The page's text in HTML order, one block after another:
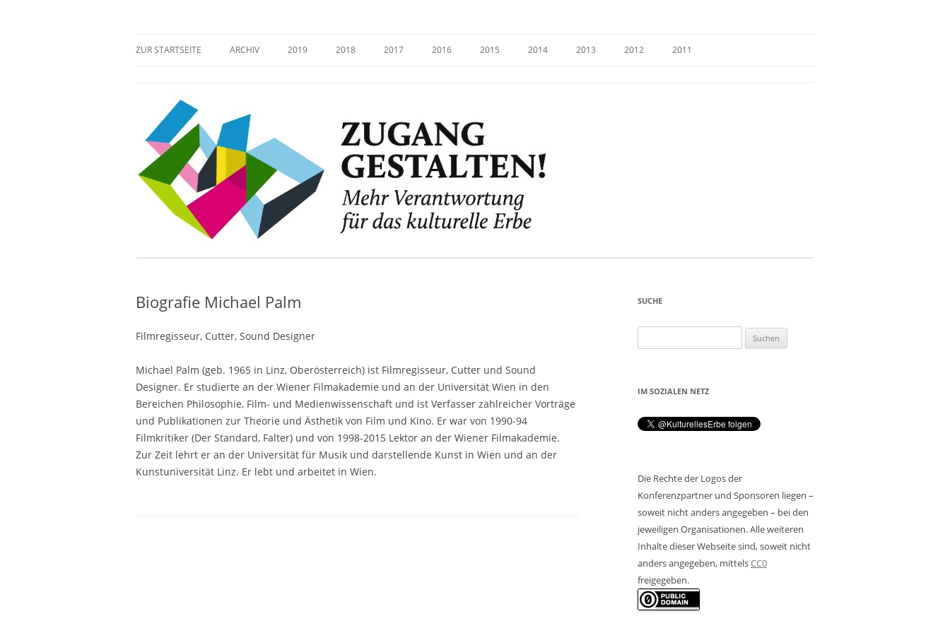
ZUR STARTSEITE ARCHIV 2019 2018 2017 2016 2015 2014 2013 2012 2011
Biografie Michael Palm
Filmregisseur, Cutter, Sound Designer
Michael Palm (geb. 1965 in Linz, Oberösterreich) ist Filmregisseur, Cutter und Sound
Designer. Er studierte an der Wiener Filmakademie und an der Universität Wien in den
Bereichen Philosophie, Film- und Medienwissenschaft und ist Verfasser zahlreicher Vorträge
und Publikationen zur Theorie und Ästhetik von Film und Kino. Er war von 1990-94
Filmkritiker (Der Standard, Falter) und von 1998-2015 Lektor an der Wiener Filmakademie.
Zur Zeit lehrt er an der Universität für Musik und darstellende Kunst in Wien und an der
Kunstuniversität Linz. Er lebt und arbeitet in Wien.
SUCHE
nach:
IM SOZIALEN NETZ
Die Rechte der Logos der
Konferenzpartner und Sponsoren liegen –
soweit nicht anders angegeben – bei den
jeweiligen Organisationen. Alle weiteren
Inhalte dieser Webseite sind, soweit nicht
anders angegeben, mittelsCC0
freigegeben.